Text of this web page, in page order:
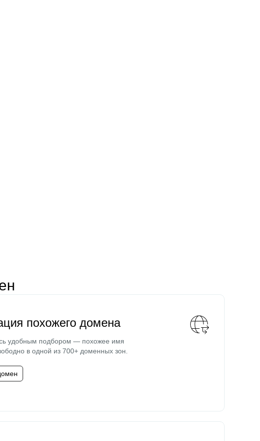
похожего домена
удобным подбором — похожее имя
в одной из 700+ доменных зон.